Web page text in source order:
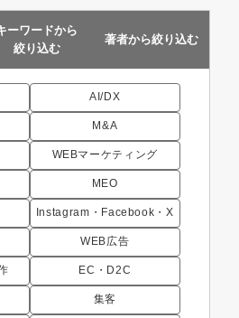
ーワードから
絞り込む
著者から絞り込む
AI/DX
M&A
WEBマーケティング
MEO
Instagram・Facebook・X
WEB広告
EC・D2C
集客